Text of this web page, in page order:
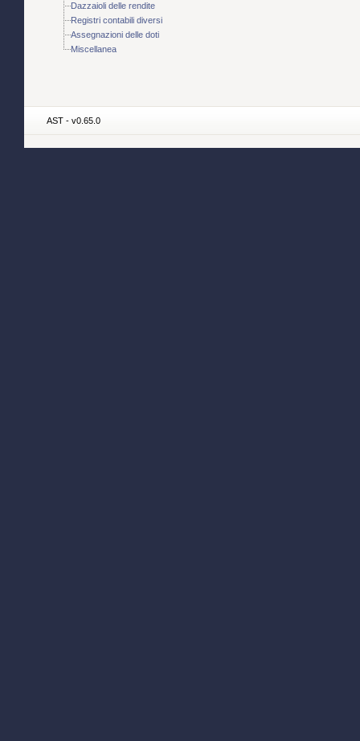
Dazzaioli delle rendite
Registri contabili diversi
Assegnazioni delle doti
Miscellanea
AST - v0.65.0